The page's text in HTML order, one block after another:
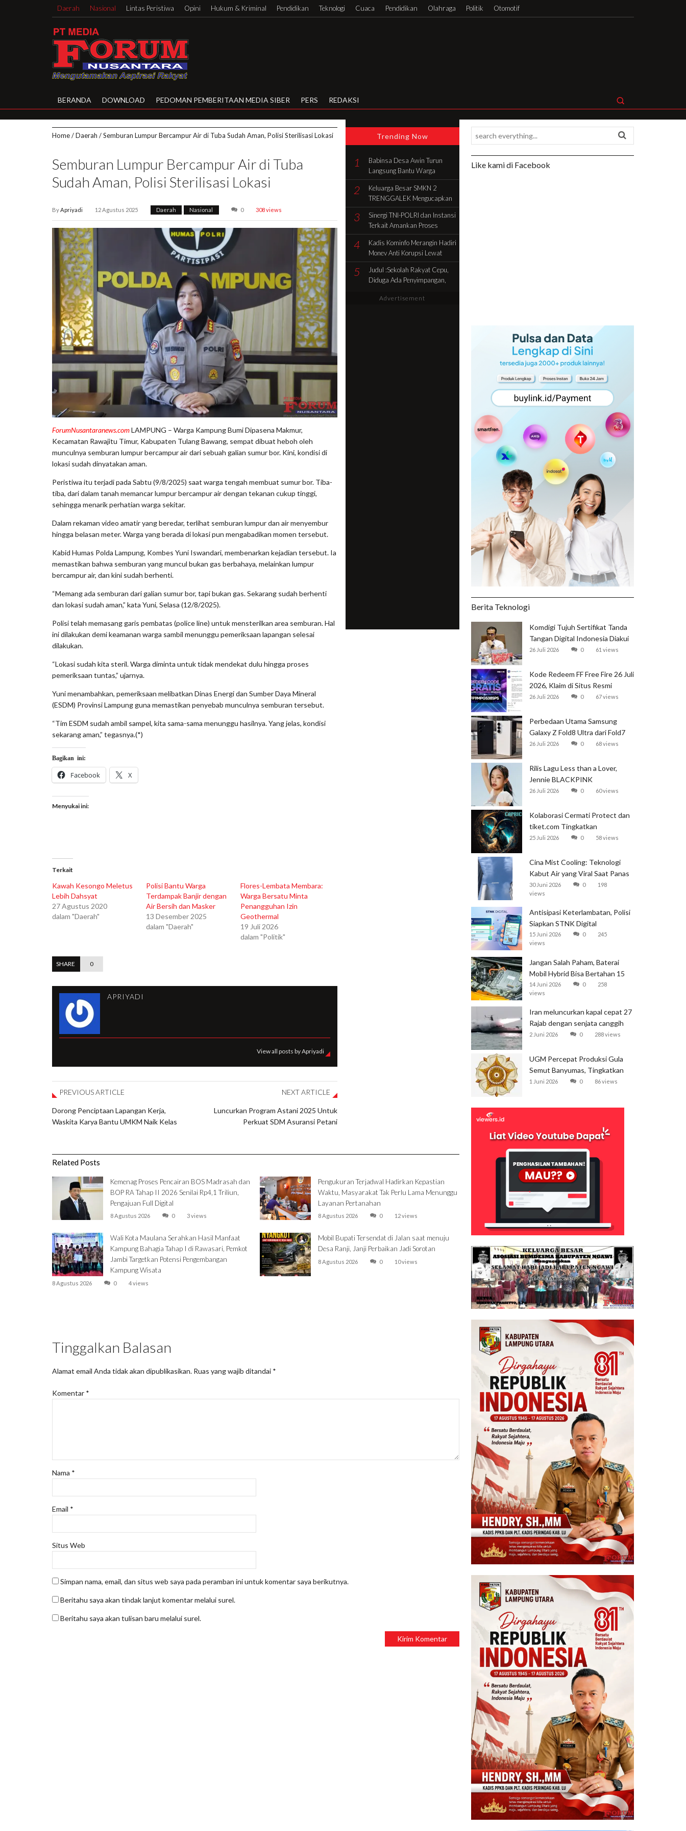
Daerah Nasional Lintas Peristiwa Opini Hukum & Kriminal Pendidikan Teknologi Cuaca Pendidikan Olahraga Politik Otomotif
BERANDA DOWNLOAD PEDOMAN PEMBERITAAN MEDIA SIBER PERS REDAKSI
Home/Daerah /Semburan Lumpur Bercampur Air di Tuba Sudah Aman, Polisi Sterilisasi Lokasi
Semburan Lumpur Bercampur Air di Tuba
Sudah Aman, Polisi Sterilisasi Lokasi
ByApriyadi 12 Agustus 2025 Daerah Nasional 0 308 views
ForumNusantaranews.comLAMPUNG – Warga Kampung Bumi Dipasena Makmur,
Kecamatan Rawajitu Timur, Kabupaten Tulang Bawang, sempat dibuat heboh oleh
munculnya semburan lumpur bercampur air dari sebuah galian sumur bor. Kini, kondisi di
lokasi sudah dinyatakan aman.
Peristiwa itu terjadi pada Sabtu (9/8/2025) saat warga tengah membuat sumur bor. Tiba-
tiba, dari dalam tanah memancar lumpur bercampur air dengan tekanan cukup tinggi,
sehingga menarik perhatian warga sekitar.
Dalam rekaman video amatir yang beredar, terlihat semburan lumpur dan air menyembur
hingga belasan meter. Warga yang berada di lokasi pun mengabadikan momen tersebut.
Kabid Humas Polda Lampung, Kombes Yuni Iswandari, membenarkan kejadian tersebut. Ia
memastikan bahwa semburan yang muncul bukan gas berbahaya, melainkan lumpur
bercampur air, dan kini sudah berhenti.
“Memang ada semburan dari galian sumur bor, tapi bukan gas. Sekarang sudah berhenti
dan lokasi sudah aman,” kata Yuni, Selasa (12/8/2025).
Polisi telah memasang garis pembatas (police line) untuk mensterilkan area semburan. Hal
ini dilakukan demi keamanan warga sambil menunggu pemeriksaan lapangan selesai
dilakukan.
“Lokasi sudah kita steril. Warga diminta untuk tidak mendekat dulu hingga proses
pemeriksaan tuntas,” ujarnya.
Yuni menambahkan, pemeriksaan melibatkan Dinas Energi dan Sumber Daya Mineral
(ESDM) Provinsi Lampung guna memastikan penyebab munculnya semburan tersebut.
“Tim ESDM sudah ambil sampel, kita sama-sama menunggu hasilnya. Yang jelas, kondisi
sekarang aman,” tegasnya.(*)
Bagikan ini:
Facebook X
Menyukai ini:
Terkait
Kawah Kesongo Meletus
Lebih Dahsyat
27 Agustus 2020
dalam "Daerah"
Polisi Bantu Warga
Terdampak Banjir dengan
Air Bersih dan Masker
13 Desember 2025
dalam "Daerah"
Flores-Lembata Membara:
Warga Bersatu Minta
Penangguhan Izin
Geothermal
19 Juli 2026
dalam "Politik"
SHARE 0
APRIYADI
View all posts by Apriyadi
PREVIOUS ARTICLE
Dorong Penciptaan Lapangan Kerja,
Waskita Karya Bantu UMKM Naik Kelas
NEXT ARTICLE
Luncurkan Program Astani 2025 Untuk
Perkuat SDM Asuransi Petani
Trending Now
1
Babinsa Desa Awin Turun
Langsung Bantu Warga
Gotong Royong Bangun Rumah
di Batang Hari
2
Keluarga Besar SMKN 2
TRENGGALEK Mengucapkan
Selamat HUT Ke-81 RI
3
Sinergi TNI-POLRI dan Instansi
Terkait Amankan Proses
Pencocokan Fisik Objek
Sengketa di Kelurahan Selamat
4
Kadis Kominfo Merangin Hadiri
Monev Anti Korupsi Lewat
Zoom Dukung Penuh Desa
Sidolego Jadi Percontohan
Desa Anti Korupsi
5
Judul :Sekolah Rakyat Cepu,
Diduga Ada Penyimpangan,
Advertisement
Related Posts
Kemenag Proses Pencairan BOS Madrasah dan
BOP RA Tahap II 2026 Senilai Rp4,1 Triliun,
Pengajuan Full Digital
8 Agustus 2026 0 3 views
Wali Kota Maulana Serahkan Hasil Manfaat
Kampung Bahagia Tahap I di Rawasari, Pemkot
Jambi Targetkan Potensi Pengembangan
Kampung Wisata
8 Agustus 2026 0 4 views
Pengukuran Terjadwal Hadirkan Kepastian
Waktu, Masyarakat Tak Perlu Lama Menunggu
Layanan Pertanahan
8 Agustus 2026 0 12 views
Mobil Bupati Tersendat di Jalan saat menuju
Desa Ranji, Janji Perbaikan Jadi Sorotan
8 Agustus 2026 0 10 views
Tinggalkan Balasan
Alamat email Anda tidak akan dipublikasikan. Ruas yang wajib ditandai *
Komentar *
Nama *
Email *
Situs Web
Simpan nama, email, dan situs web saya pada peramban ini untuk komentar saya berikutnya.
Beritahu saya akan tindak lanjut komentar melalui surel.
Beritahu saya akan tulisan baru melalui surel.
Like kami di Facebook
Berita Teknologi
Komdigi Tujuh Sertifikat Tanda
Tangan Digital Indonesia Diakui
Global
26 Juli 2026 0 61 views
Kode Redeem FF Free Fire 26 Juli
2026, Klaim di Situs Resmi
Garena
26 Juli 2026 0 67 views
Perbedaan Utama Samsung
Galaxy Z Fold8 Ultra dari Fold7
26 Juli 2026 0 68 views
Rilis Lagu Less than a Lover,
Jennie BLACKPINK
Mendominasi Tangga Lagu
26 Juli 2026 0 60 views
Kolaborasi Cermati Protect dan
tiket.com Tingkatkan
Perlindungan Perjalanan Kereta
25 Juli 2026 0 58 views
Cina Mist Cooling: Teknologi
Kabut Air yang Viral Saat Panas
Ekstrem
30 Juni 2026 0
198
views
Antisipasi Keterlambatan, Polisi
Siapkan STNK Digital
15 Juni 2026 0
245
views
Jangan Salah Paham, Baterai
Mobil Hybrid Bisa Bertahan 15
Tahun
14 Juni 2026 0
258
views
Iran meluncurkan kapal cepat 27
Rajab dengan senjata canggih
dan kecepatan tinggi
2 Juni 2026 0 288 views
UGM Percepat Produksi Gula
Semut Banyumas, Tingkatkan
Ekspor
1 Juni 2026 0 86 views